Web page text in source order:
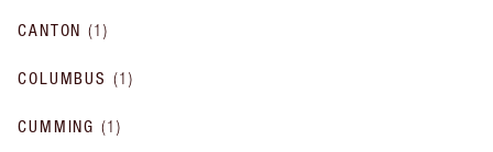
CANTON (1)
COLUMBUS (1 )
CUMMING (1 )